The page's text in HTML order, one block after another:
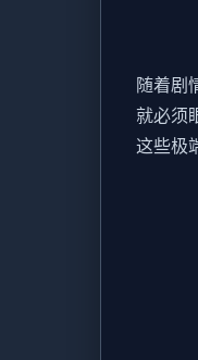
随着剧
就必须
这些极